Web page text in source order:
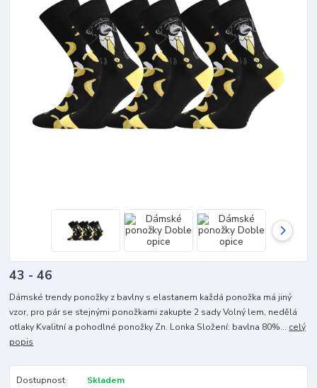
43 - 46
Dámské trendy ponožky z bavlny s elastanem každá ponožka má jiný
vzor, pro pár se stejnými ponožkami zakupte 2 sady Volný lem, nedělá
otlaky Kvalitní a pohodlné ponožky Zn. Lonka Složení: bavlna 80%... celý
popis
Dostupnost
Skladem